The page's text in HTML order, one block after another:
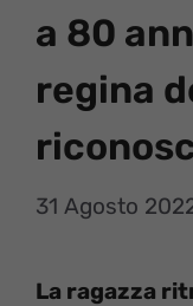
a 80
regina
31 Agosto
La ragazza